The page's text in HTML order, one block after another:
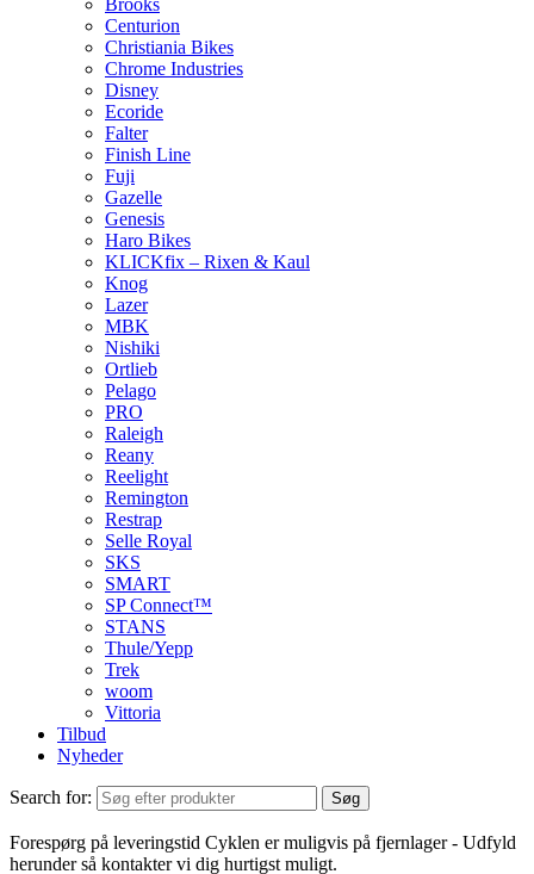
Centurion
Christiania Bikes
Chrome Industries
Disney
Ecoride
Falter
Finish Line
Fuji
Gazelle
Genesis
Haro Bikes
KLICKfix – Rixen & Kaul
Knog
Lazer
MBK
Nishiki
Ortlieb
Pelago
PRO
Raleigh
Reany
Reelight
Remington
Restrap
Selle Royal
SKS
SMART
SP Connect™
STANS
Thule/Yepp
Trek
woom
Vittoria
Tilbud
Nyheder
Search for: Søg
Forespørg på leveringstid Cyklen er muligvis på fjernlager - Udfyld
herunder så kontakter vi dig hurtigst muligt.